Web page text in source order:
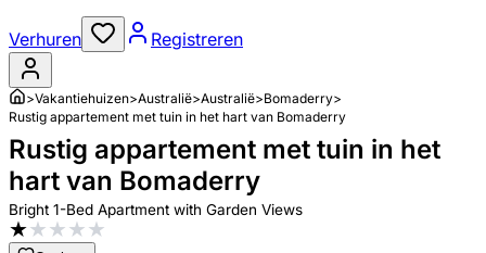
Verhuren Registreren
>Vakantiehuizen>Australië>Australië>Bomaderry>
Rustig appartement met tuin in het hart van Bomaderry
Rustig appartement met tuin in het
hart van Bomaderry
Bright 1-Bed Apartment with Garden Views
★★★★★